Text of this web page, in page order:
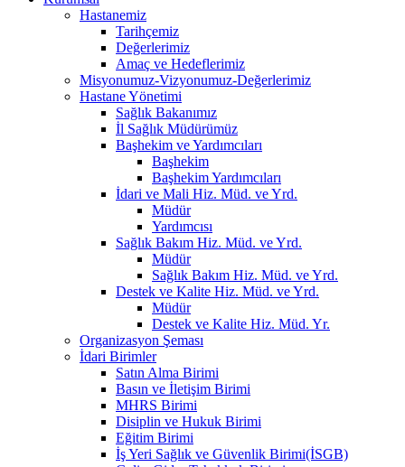
Hastanemiz
Tarihçemiz
Değerlerimiz
Amaç ve Hedeflerimiz
Misyonumuz-Vizyonumuz-Değerlerimiz
Hastane Yönetimi
Sağlık Bakanımız
İl Sağlık Müdürümüz
Başhekim ve Yardımcıları
Başhekim
Başhekim Yardımcıları
İdari ve Mali Hiz. Müd. ve Yrd.
Müdür
Yardımcısı
Sağlık Bakım Hiz. Müd. ve Yrd.
Müdür
Sağlık Bakım Hiz. Müd. ve Yrd.
Destek ve Kalite Hiz. Müd. ve Yrd.
Müdür
Destek ve Kalite Hiz. Müd. Yr.
Organizasyon Şeması
İdari Birimler
Satın Alma Birimi
Basın ve İletişim Birimi
MHRS Birimi
Disiplin ve Hukuk Birimi
Eğitim Birimi
İş Yeri Sağlık ve Güvenlik Birimi(İSGB)